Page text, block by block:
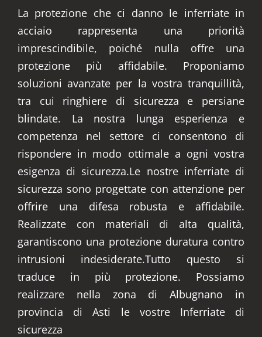
La protezione che ci danno le inferriate in
acciaio rappresenta una priorità
imprescindibile, poiché nulla offre una
protezione più affidabile. Proponiamo
soluzioni avanzate per la vostra tranquillità,
tra cui ringhiere di sicurezza e persiane
blindate. La nostra lunga esperienza e
competenza nel settore ci consentono di
rispondere in modo ottimale a ogni vostra
esigenza di sicurezza.Le nostre inferriate di
sicurezza sono progettate con attenzione per
offrire una difesa robusta e affidabile.
Realizzate con materiali di alta qualità,
garantiscono una protezione duratura contro
intrusioni indesiderate.Tutto questo si
traduce in più protezione. Possiamo
realizzare nella zona di Albugnano in
provincia di Asti le vostre Inferriate di
sicurezza